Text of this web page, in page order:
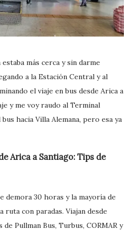
más cerca y sin darme
a la Estación Central y al
el viaje en bus desde Arica a
y me voy raudo al Terminal
hacia Villa Alemana, pero esa ya
Arica a Santiago: Tips de
demora 30 horas y la mayoría de
ruta con paradas. Viajan desde
de Pullman Bus, Turbus, CORMAR y